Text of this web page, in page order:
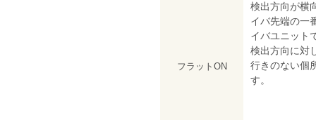
フラットON
検出方向が横
イバ先端の一
イバユニット
検出方向に対
行きのない個
す。